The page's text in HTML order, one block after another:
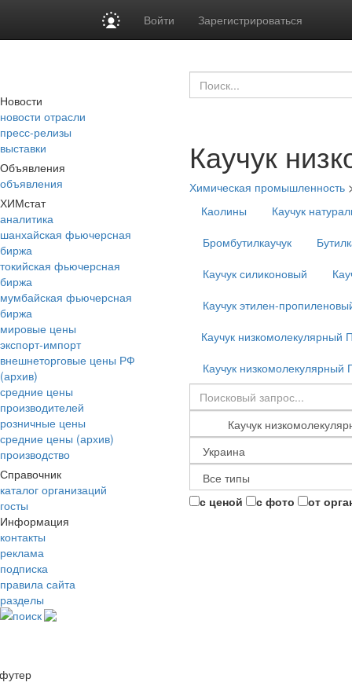
Войти Зарегистрироваться
Новости
новости отрасли
пресс-релизы
выставки
Объявления
объявления
ХИМстат
аналитика
шанхайская фьючерсная
биржа
токийская фьючерсная
биржа
мумбайская фьючерсная
биржа
мировые цены
экспорт-импорт
внешнеторговые цены РФ
(архив)
средние цены
производителей
розничные цены
средние цены (архив)
производство
Справочник
каталог организаций
госты
Информация
контакты
реклама
подписка
правила сайта
разделы
поиск
Каучук
Химическая промышленность
Каолины
Каучук
Бромбутилкаучук
Каучук силиконовый
Каучук этилен-
Каучук низкомолекулярный
Каучук
с ценой с фото от
футер